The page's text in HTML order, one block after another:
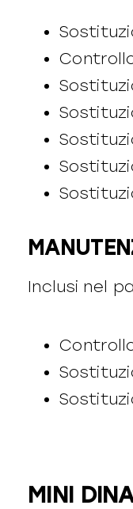
Inclusi nel
MINI